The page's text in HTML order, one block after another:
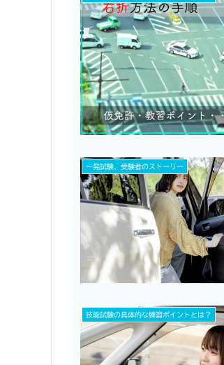
一発試験、受験者のストーリー
技能試験の具体的な練習ポイントとは？